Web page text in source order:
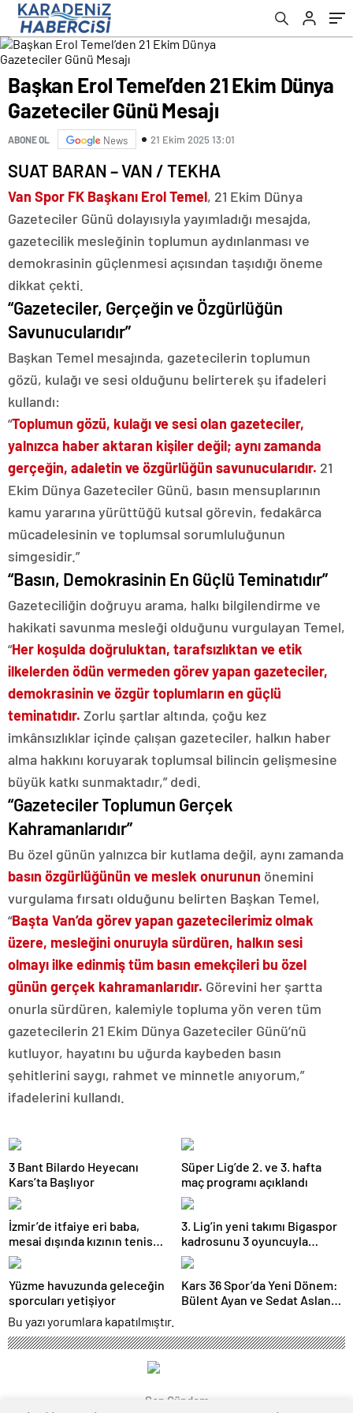
Başkan Erol Temel’den 21 Ekim Dünya
Gazeteciler Günü Mesajı
ABONE OL News 21 Ekim 2025 13:01
SUAT BARAN – VAN / TEKHA
Van Spor FK Başkanı Erol Temel, 21 Ekim Dünya
Gazeteciler Günü dolayısıyla yayımladığı mesajda,
gazetecilik mesleğinin toplumun aydınlanması ve
demokrasinin güçlenmesi açısından taşıdığı öneme
dikkat çekti.
“Gazeteciler, Gerçeğin ve Özgürlüğün
Savunucularıdır”
Başkan Temel mesajında, gazetecilerin toplumun
gözü, kulağı ve sesi olduğunu belirterek şu ifadeleri
kullandı:
“Toplumun gözü, kulağı ve sesi olan gazeteciler,
yalnızca haber aktaran kişiler değil; aynı zamanda
gerçeğin, adaletin ve özgürlüğün savunucularıdır. 21
Ekim Dünya Gazeteciler Günü, basın mensuplarının
kamu yararına yürüttüğü kutsal görevin, fedakârca
mücadelesinin ve toplumsal sorumluluğunun
simgesidir.”
“Basın, Demokrasinin En Güçlü Teminatıdır”
Gazeteciliğin doğruyu arama, halkı bilgilendirme ve
hakikati savunma mesleği olduğunu vurgulayan Temel,
“Her koşulda doğruluktan, tarafsızlıktan ve etik
ilkelerden ödün vermeden görev yapan gazeteciler,
demokrasinin ve özgür toplumların en güçlü
teminatıdır. Zorlu şartlar altında, çoğu kez
imkânsızlıklar içinde çalışan gazeteciler, halkın haber
alma hakkını koruyarak toplumsal bilincin gelişmesine
büyük katkı sunmaktadır,” dedi.
“Gazeteciler Toplumun Gerçek
Kahramanlarıdır”
Bu özel günün yalnızca bir kutlama değil, aynı zamanda
basın özgürlüğünün ve meslek onurunun önemini
vurgulama fırsatı olduğunu belirten Başkan Temel,
“Başta Van’da görev yapan gazetecilerimiz olmak
üzere, mesleğini onuruyla sürdüren, halkın sesi
olmayı ilke edinmiş tüm basın emekçileri bu özel
günün gerçek kahramanlarıdır. Görevini her şartta
onurla sürdüren, kalemiyle topluma yön veren tüm
gazetecilerin 21 Ekim Dünya Gazeteciler Günü’nü
kutluyor, hayatını bu uğurda kaybeden basın
şehitlerini saygı, rahmet ve minnetle anıyorum,”
ifadelerini kullandı.
3 Bant Bilardo Heyecanı
Kars’ta Başlıyor
Süper Lig’de 2. ve 3. hafta
maç programı açıklandı
İzmir’de itfaiye eri baba,
mesai dışında kızının tenis
antrenörlüğünü yapıyor
3. Lig’in yeni takımı Bigaspor
kadrosunu 3 oyuncuyla
güçlendirdi
Yüzme havuzunda geleceğin
sporcuları yetişiyor
Kars 36 Spor’da Yeni Dönem:
Bülent Ayan ve Sedat Aslan
Bu yazı yorumlara kapatılmıştır.
Son Gündem